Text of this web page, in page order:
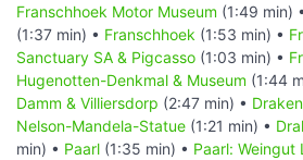
Franschhoek Motor Museum (1:49 min) •
(1:37 min) • Franschhoek (1:53 min) •
Sanctuary SA & Pigcasso (1:03 min) •
Hugenotten-Denkmal & Museum (1:44
Damm & Villiersdorp (2:47 min) •
Nelson-Mandela-Statue (1:21 min) •
min) • Paarl (1:35 min) • Paarl: Weingut